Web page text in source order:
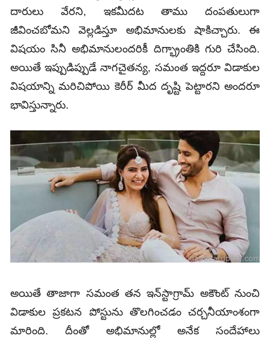
దారులు వేరని, ఇకమీదట తాము దంపతులుగా
జీవించబోమని వెల్లడిస్తూ అభిమానులకు షాకిచ్చారు. ఈ
విషయం సినీ అభిమానులందరికీ దిగ్భ్రాంతికి గురి చేసింది.
అయితే ఇప్పుడిప్పుడే నాగచైతన్య, సమంత ఇద్దరూ విడాకుల
విషయాన్ని మరిచిపోయి కెరీర్ మీద దృష్టి పెట్టారని అందరూ
భావిస్తున్నారు.
అయితే తాజాగా సమంత తన ఇన్‌స్టాగ్రామ్ అకౌంట్ నుంచి
విడాకుల ప్రకటన పోస్టును తొలగించడం చర్చనీయాంశంగా
మారింది. దీంతో అభిమానుల్లో అనేక సందేహాలు